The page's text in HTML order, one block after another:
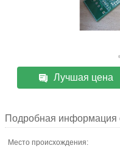
Лучшая цена
Подробная информация
Место происхождения: